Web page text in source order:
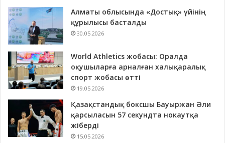
Алматы облысында «Достық» үйінің
құрылысы басталды
30.05.2026
World Athletics жобасы: Оралда
оқушыларға арналған халықаралық
спорт жобасы өтті
19.05.2026
Қазақстандық боксшы Бауыржан Әли
қарсыласын 57 секундта нокаутқа
жіберді
15.05.2026